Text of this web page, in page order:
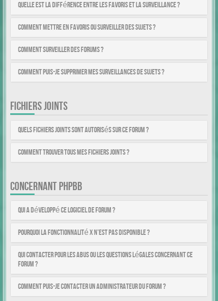
Quelle est la différence entre les favoris et la surveillance ?
Comment mettre en favoris ou surveiller des sujets ?
Comment surveiller des forums ?
Comment puis-je supprimer mes surveillances de sujets ?
FICHIERS JOINTS
Quels fichiers joints sont autorisés sur ce forum ?
Comment trouver tous mes fichiers joints ?
CONCERNANT PHPBB
Qui a développé ce logiciel de forum ?
Pourquoi la fonctionnalité X n’est pas disponible ?
Qui contacter pour les abus ou les questions légales concernant ce
forum ?
Comment puis-je contacter un administrateur du forum ?